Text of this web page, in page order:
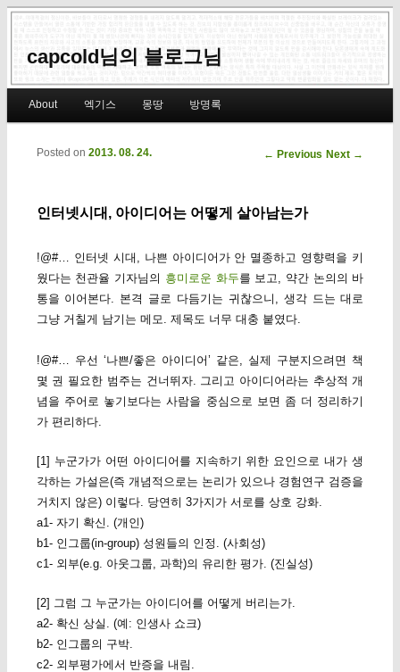
capcold님의 블로그님
Skip to primary content
Skip to secondary content
About 엑기스 몽땅 방명록
Post navigation
← Previous Next →
인터넷시대, 아이디어는 어떻게 살아남는가
Posted on 2013. 08. 24.
!@#… 인터넷 시대, 나쁜 아이디어가 안 멸종하고 영향력을 키
웠다는 천관율 기자님의 흥미로운 화두를 보고, 약간 논의의 바
통을 이어본다. 본격 글로 다듬기는 귀찮으니, 생각 드는 대로
그냥 거칠게 남기는 메모. 제목도 너무 대충 붙였다.
!@#… 우선 ‘나쁜/좋은 아이디어’ 같은, 실제 구분지으려면 책
몇 권 필요한 범주는 건너뛰자. 그리고 아이디어라는 추상적 개
념을 주어로 놓기보다는 사람을 중심으로 보면 좀 더 정리하기
가 편리하다.
[1] 누군가가 어떤 아이디어를 지속하기 위한 요인으로 내가 생
각하는 가설은(즉 개념적으로는 논리가 있으나 경험연구 검증을
거치지 않은) 이렇다. 당연히 3가지가 서로를 상호 강화.
a1- 자기 확신. (개인)
b1- 인그룹(in-group) 성원들의 인정. (사회성)
c1- 외부(e.g. 아웃그룹, 과학)의 유리한 평가. (진실성)
[2] 그럼 그 누군가는 아이디어를 어떻게 버리는가.
a2- 확신 상실. (예: 인생사 쇼크)
b2- 인그룹의 구박.
c2- 외부평가에서 반증을 내림.